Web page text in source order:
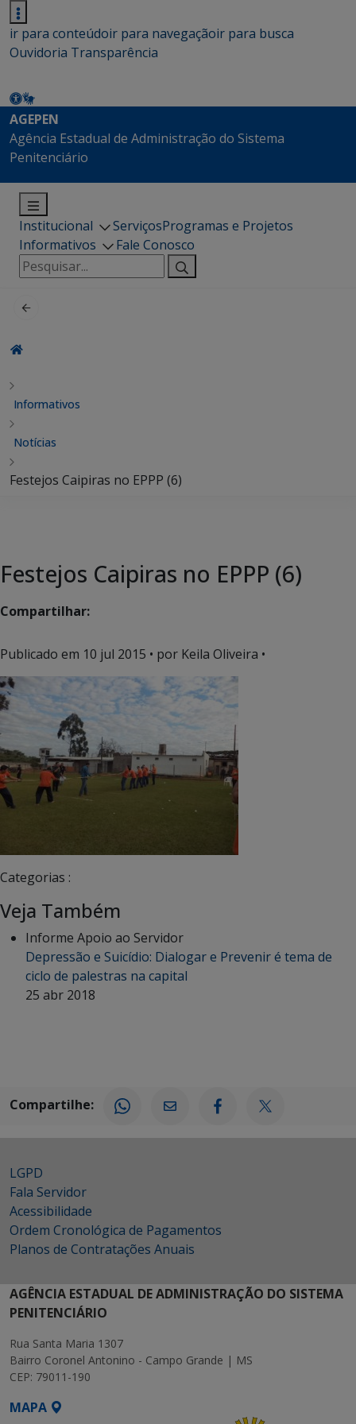
ir para conteúdoir para navegaçãoir para busca
Ouvidoria Transparência
AGEPEN
Agência Estadual de Administração do Sistema
Penitenciário
Institucional ServiçosProgramas e Projetos
Informativos
Fale Conosco
Pesquisar
por:
Informativos
Notícias
Festejos Caipiras no EPPP (6)
Festejos Caipiras no EPPP (6)
Compartilhar:
Publicado em 10 jul 2015 • por Keila Oliveira •
Categorias :
Veja Também
Informe Apoio ao Servidor
Depressão e Suicídio: Dialogar e Prevenir é tema de
ciclo de palestras na capital
25 abr 2018
Compartilhe:
LGPD
Fala Servidor
Acessibilidade
Ordem Cronológica de Pagamentos
Planos de Contratações Anuais
AGÊNCIA ESTADUAL DE ADMINISTRAÇÃO DO SISTEMA
PENITENCIÁRIO
Rua Santa Maria 1307
Bairro Coronel Antonino - Campo Grande | MS
CEP: 79011-190
MAPA